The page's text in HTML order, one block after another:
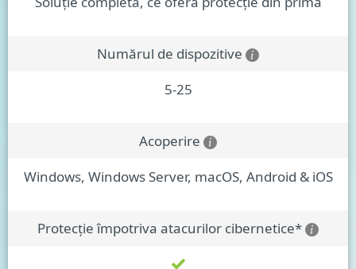
Numărul de dispozitive
5-25
Acoperire
Windows, Windows Server, macOS, Android & iOS
Protecție împotriva atacurilor cibernetice*